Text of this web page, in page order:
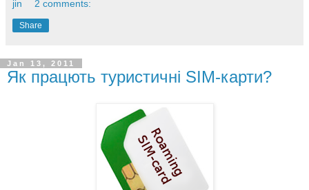
jin 2 comments:
Share
Jan 13, 2011
Як працють туристичні SIM-карти?